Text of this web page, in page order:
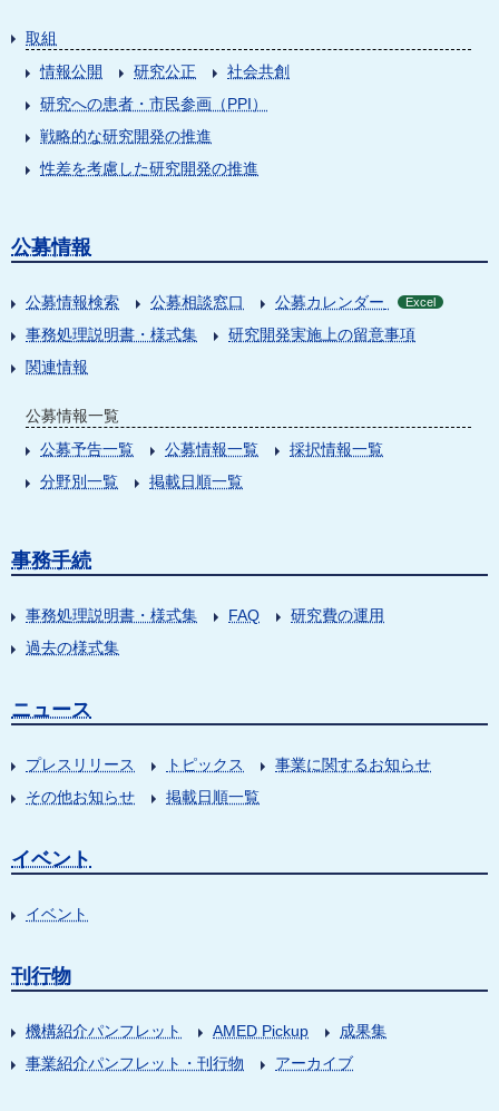
取組
情報公開
研究公正
社会共創
研究への患者・市民参画（PPI）
戦略的な研究開発の推進
性差を考慮した研究開発の推進
公募情報
公募情報検索 公募相談窓口 公募カレンダー Excel
事務処理説明書・様式集
研究開発実施上の留意事項
関連情報
公募情報一覧
公募予告一覧
公募情報一覧
採択情報一覧
分野別一覧
掲載日順一覧
事務手続
事務処理説明書・様式集 FAQ
研究費の運用
過去の様式集
ニュース
プレスリリース トピックス
事業に関するお知らせ
その他お知らせ
掲載日順一覧
イベント
イベント
刊行物
機構紹介パンフレット AMED Pickup
成果集
事業紹介パンフレット・刊行物
アーカイブ